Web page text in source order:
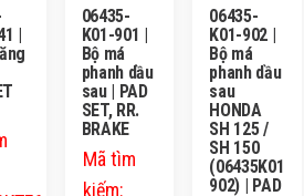
|
06435-
K01-901 |
Bộ má
phanh dầu
sau | PAD
SET, RR.
BRAKE
Mã tìm
kiếm:
06435-
K01-902 |
Bộ má
phanh dầu
sau
HONDA
SH 125 /
SH 150
(06435K01
902) | PAD